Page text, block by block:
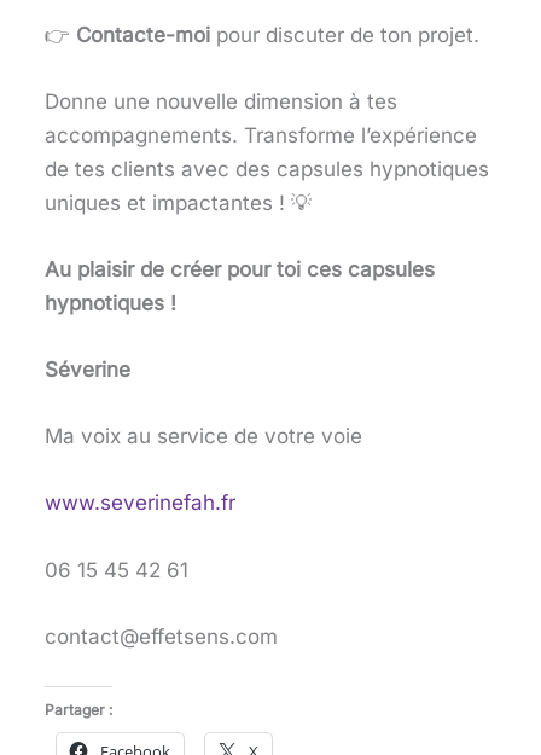
👉 Contacte-moi pour discuter de ton projet.
Donne une nouvelle dimension à tes
accompagnements. Transforme l’expérience
de tes clients avec des capsules hypnotiques
uniques et impactantes ! 💡
Au plaisir de créer pour toi ces capsules
hypnotiques !
Séverine
Ma voix au service de votre voie
www.severinefah.fr
06 15 45 42 61
contact@effetsens.com
Partager :